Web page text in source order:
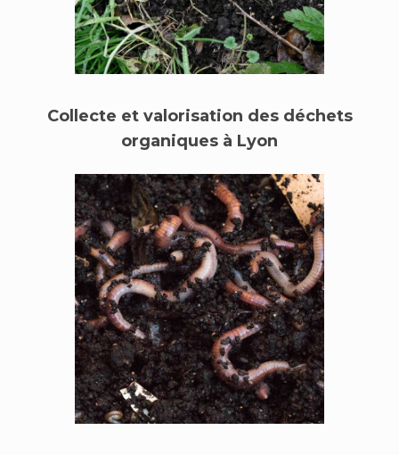
Collecte et valorisation des déchets
organiques à Lyon